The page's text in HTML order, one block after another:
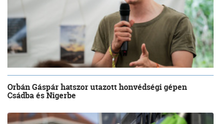
Orbán Gáspár hatszor utazott honvédségi gépen
Csádba és Nigerbe